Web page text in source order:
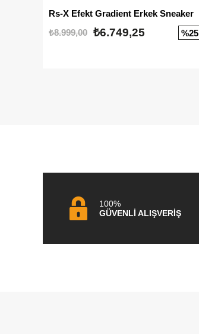
Rs-X Efekt Gradient Erkek Sneaker
₺8.999,00 ₺6.749,25 %25
100%
GÜVENLİ ALIŞVERİŞ